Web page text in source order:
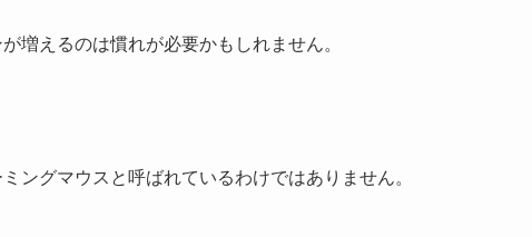
増えるのは慣れが必要かもしれません。
ングマウスと呼ばれているわけではありません。